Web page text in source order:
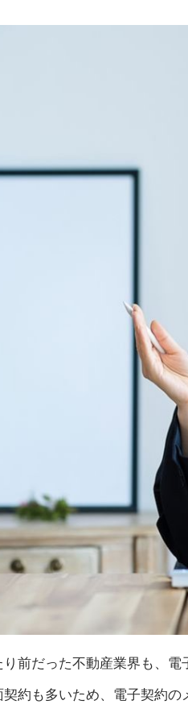
前だった不動産業界も、電
約も多いため、電子契約の